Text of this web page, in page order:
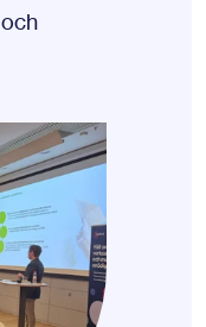
och